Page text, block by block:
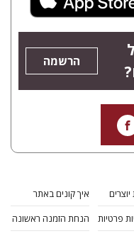
הרשמה
יוצרים
פרטיות
איך קונים באתר
הנחת הזמנה ראשונה